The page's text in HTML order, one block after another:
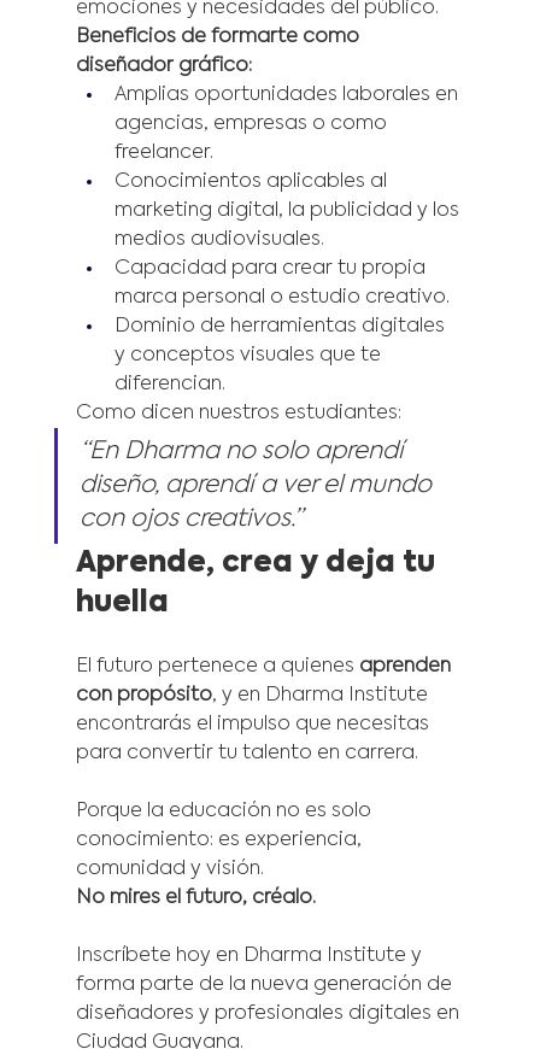
emociones y necesidades del público.
Beneficios de formarte como
diseñador gráfico:
Amplias oportunidades laborales en
agencias, empresas o como
freelancer.
Conocimientos aplicables al
marketing digital, la publicidad y los
medios audiovisuales.
Capacidad para crear tu propia
marca personal o estudio creativo.
Dominio de herramientas digitales
y conceptos visuales que te
diferencian.
Como dicen nuestros estudiantes:
“En Dharma no solo aprendí
diseño, aprendí a ver el mundo
con ojos creativos.”
Aprende, crea y deja tu
huella
El futuro pertenece a quienes aprenden
con propósito, y en Dharma Institute
encontrarás el impulso que necesitas
para convertir tu talento en carrera.
Porque la educación no es solo
conocimiento: es experiencia,
comunidad y visión.
No mires el futuro, créalo.
Inscríbete hoy en Dharma Institute y
forma parte de la nueva generación de
diseñadores y profesionales digitales en
Ciudad Guayana.